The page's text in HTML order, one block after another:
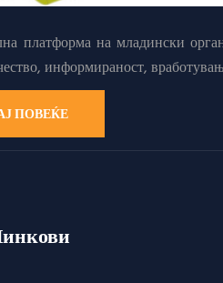
платформа на младински
информираност,
ПОВЕЌЕ